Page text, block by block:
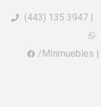
(443) 135 3947 |
/MInmuebles |